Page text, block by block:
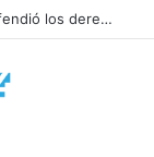
Provincia rechazó la reforma laboral y defendió los derechos de los trabajadores